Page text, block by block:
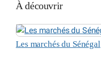
À découvrir
Les marchés du Sénégal